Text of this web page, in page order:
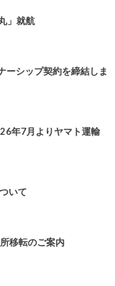
」就航
ーシップ契約を締結しま
年7月よりヤマト運輸
いて
移転のご案内